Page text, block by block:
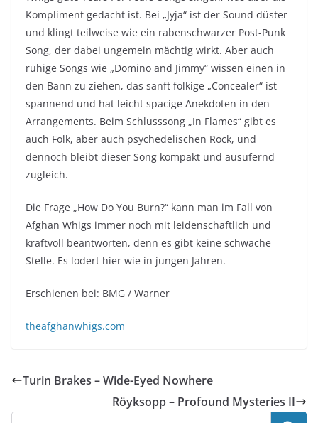
Kompliment gedacht ist. Bei „Jyja“ ist der Sound düster
und klingt teilweise wie ein rabenschwarzer Post-Punk
Song, der dabei ungemein mächtig wirkt. Aber auch
ruhige Songs wie „Domino and Jimmy“ wissen einen in
den Bann zu ziehen, das sanft folkige „Concealer“ ist
spannend und hat leicht spacige Anekdoten in den
Arrangements. Beim Schlusssong „In Flames“ gibt es
auch Folk, aber auch psychedelischen Rock, und
dennoch bleibt dieser Song kompakt und ausufernd
zugleich.
Die Frage „How Do You Burn?“ kann man im Fall von
Afghan Whigs immer noch mit leidenschaftlich und
kraftvoll beantworten, denn es gibt keine schwache
Stelle. Es lodert hier wie in jungen Jahren.
Erschienen bei: BMG / Warner
theafghanwhigs.com
Turin Brakes – Wide-Eyed Nowhere
Röyksopp – Profound Mysteries II